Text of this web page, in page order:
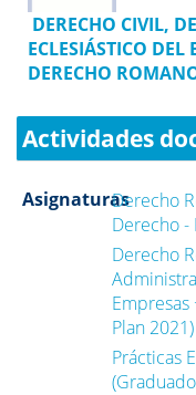
DERECHO CIVIL,
ECLESIÁSTICO DEL
DERECHO
Actividades
AsignaturasDerecho
Derecho -
Derecho
Plan 2021)
Prácticas